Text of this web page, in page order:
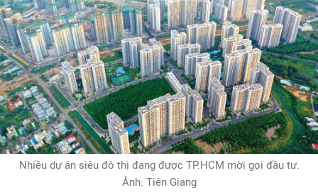
Nhiều dự án siêu đô thị đang được TP.HCM mời gọi đầu tư.
Ảnh: Tiên Giang